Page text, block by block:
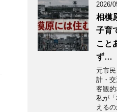
2026/
相模
子育
こと
ず…
元市
計・
客観
私が
える